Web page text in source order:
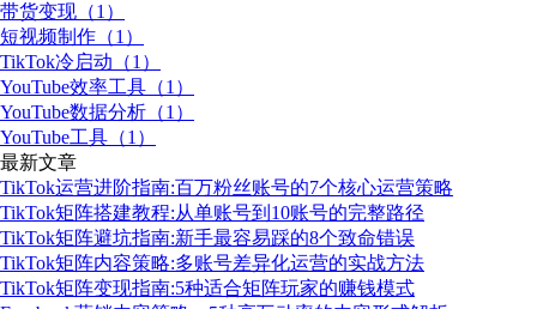
带货变现（1）
短视频制作（1）
TikTok冷启动（1）
YouTube效率工具（1）
YouTube数据分析（1）
YouTube工具（1）
最新文章
TikTok运营进阶指南:百万粉丝账号的7个核心运营策略
TikTok矩阵搭建教程:从单账号到10账号的完整路径
TikTok矩阵避坑指南:新手最容易踩的8个致命错误
TikTok矩阵内容策略:多账号差异化运营的实战方法
TikTok矩阵变现指南:5种适合矩阵玩家的赚钱模式